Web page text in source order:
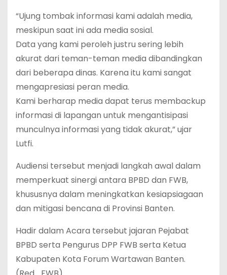
“Ujung tombak informasi kami adalah media,
meskipun saat ini ada media sosial.
Data yang kami peroleh justru sering lebih
akurat dari teman-teman media dibandingkan
dari beberapa dinas. Karena itu kami sangat
mengapresiasi peran media.
Kami berharap media dapat terus membackup
informasi di lapangan untuk mengantisipasi
munculnya informasi yang tidak akurat,” ujar
Lutfi.
Audiensi tersebut menjadi langkah awal dalam
memperkuat sinergi antara BPBD dan FWB,
khususnya dalam meningkatkan kesiapsiagaan
dan mitigasi bencana di Provinsi Banten.
Hadir dalam Acara tersebut jajaran Pejabat
BPBD serta Pengurus DPP FWB serta Ketua
Kabupaten Kota Forum Wartawan Banten.